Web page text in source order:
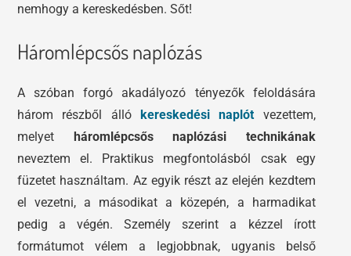
nemhogy a kereskedésben. Sőt!
Háromlépcsős naplózás
A szóban forgó akadályozó tényezők feloldására
három részből állókereskedési naplót vezettem,
melyet háromlépcsős naplózási technikának
neveztem el. Praktikus megfontolásból csak egy
füzetet használtam. Az egyik részt az elején kezdtem
el vezetni, a másodikat a közepén, a harmadikat
pedig a végén. Személy szerint a kézzel írott
formátumot vélem a legjobbnak, ugyanis belső